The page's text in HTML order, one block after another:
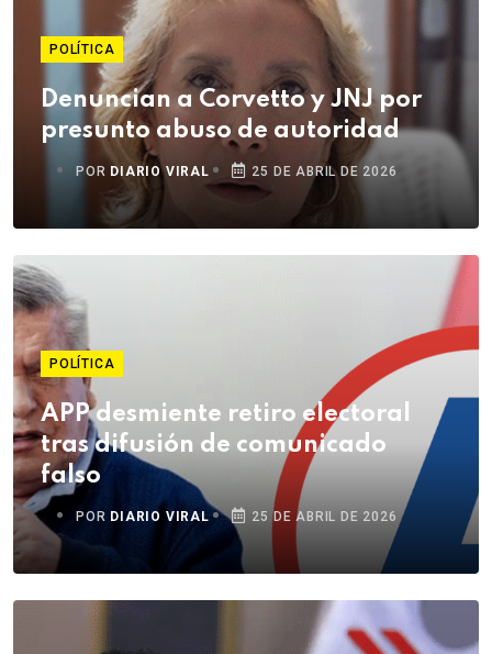
POLÍTICA
Denuncian a Corvetto y JNJ por
presunto abuso de autoridad
POR DIARIO VIRAL 25 DE ABRIL DE 2026
POLÍTICA
APP desmiente retiro electoral
tras difusión de comunicado
falso
POR DIARIO VIRAL 25 DE ABRIL DE 2026